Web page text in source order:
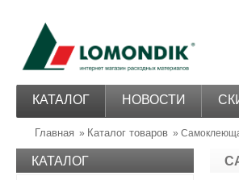
КАТАЛОГ НОВОСТИ
Главная » Каталог товаров »
КАТАЛОГ